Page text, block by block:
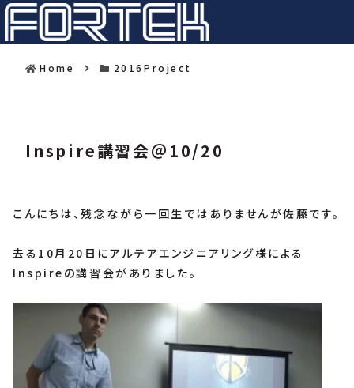
Home 2016Project
Inspire講習会＠10/20
こんにちは、残念ながら一回生ではありませんが佐藤です。
去る10月20日にアルテアエンジニアリング様による
Inspireの講習会がありました。